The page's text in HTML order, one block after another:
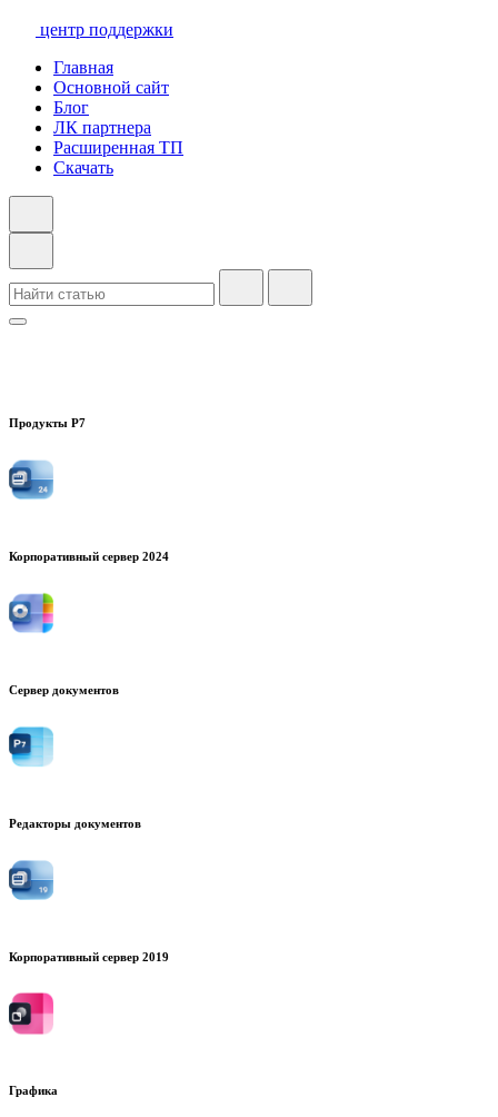
центр поддержки
Главная
Основной сайт
Блог
ЛК партнера
Расширенная ТП
Скачать
Продукты Р7
Корпоративный сервер 2024
Сервер документов
Редакторы документов
Корпоративный сервер 2019
Графика